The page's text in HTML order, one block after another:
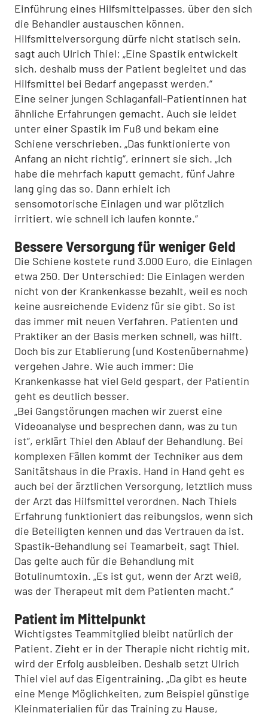
Einführung eines Hilfsmittelpasses, über den sich
die Behandler austauschen können.
Hilfsmittelversorgung dürfe nicht statisch sein,
sagt auch Ulrich Thiel: „Eine Spastik entwickelt
sich, deshalb muss der Patient begleitet und das
Hilfsmittel bei Bedarf angepasst werden.“
Eine seiner jungen Schlaganfall-Patientinnen hat
ähnliche Erfahrungen gemacht. Auch sie leidet
unter einer Spastik im Fuß und bekam eine
Schiene verschrieben. „Das funktionierte von
Anfang an nicht richtig“, erinnert sie sich. „Ich
habe die mehrfach kaputt gemacht, fünf Jahre
lang ging das so. Dann erhielt ich
sensomotorische Einlagen und war plötzlich
irritiert, wie schnell ich laufen konnte.“
Bessere Versorgung für weniger Geld
Die Schiene kostete rund 3.000 Euro, die Einlagen
etwa 250. Der Unterschied: Die Einlagen werden
nicht von der Krankenkasse bezahlt, weil es noch
keine ausreichende Evidenz für sie gibt. So ist
das immer mit neuen Verfahren. Patienten und
Praktiker an der Basis merken schnell, was hilft.
Doch bis zur Etablierung (und Kostenübernahme)
vergehen Jahre. Wie auch immer: Die
Krankenkasse hat viel Geld gespart, der Patientin
geht es deutlich besser.
„Bei Gangstörungen machen wir zuerst eine
Videoanalyse und besprechen dann, was zu tun
ist“, erklärt Thiel den Ablauf der Behandlung. Bei
komplexen Fällen kommt der Techniker aus dem
Sanitätshaus in die Praxis. Hand in Hand geht es
auch bei der ärztlichen Versorgung, letztlich muss
der Arzt das Hilfsmittel verordnen. Nach Thiels
Erfahrung funktioniert das reibungslos, wenn sich
die Beteiligten kennen und das Vertrauen da ist.
Spastik-Behandlung sei Teamarbeit, sagt Thiel.
Das gelte auch für die Behandlung mit
Botulinumtoxin. „Es ist gut, wenn der Arzt weiß,
was der Therapeut mit dem Patienten macht.“
Patient im Mittelpunkt
Wichtigstes Teammitglied bleibt natürlich der
Patient. Zieht er in der Therapie nicht richtig mit,
wird der Erfolg ausbleiben. Deshalb setzt Ulrich
Thiel viel auf das Eigentraining. „Da gibt es heute
eine Menge Möglichkeiten, zum Beispiel günstige
Kleinmaterialien für das Training zu Hause,